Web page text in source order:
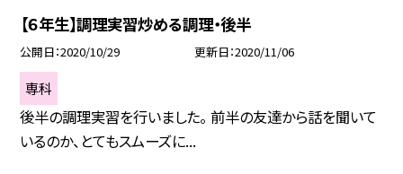
【６年生】調理実習炒める調理・後半
公開日 2020/10/29 更新日 2020/11/06
専科
後半の調理実習を行いました。 前半の友達から話を聞いて
いるのか、とてもスムーズに...